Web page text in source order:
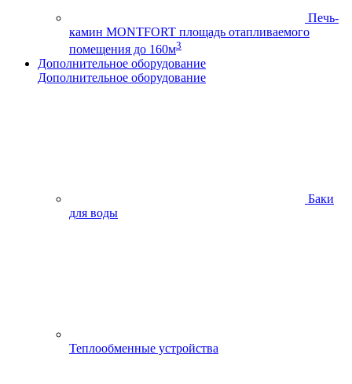
Печь-
камин MONTFORT площадь отапливаемого
помещения до 160м3
Дополнительное оборудование
Дополнительное оборудование
Баки
для воды
Теплообменные устройства